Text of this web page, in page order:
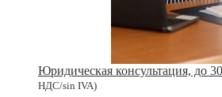
Юридическая консультация, до
НДС/sin IVA)